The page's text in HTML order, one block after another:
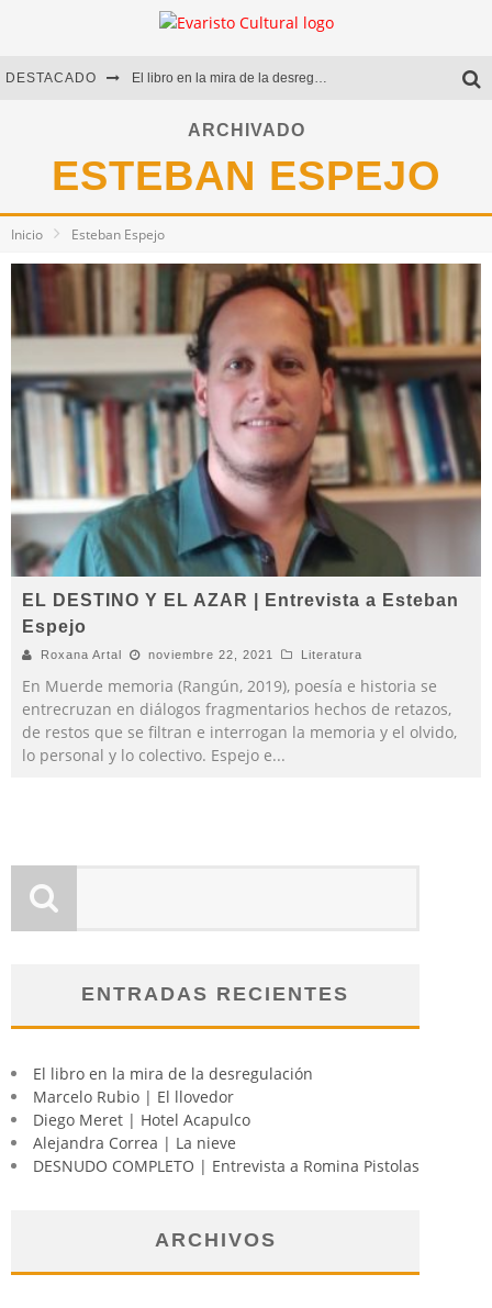
DESTACADO El libro en la mira de la desregulación
Marcelo Rubio | El llovedor
Diego Meret | Hotel Acapulco
Alejandra Correa | La nieve
ARCHIVADO
ESTEBAN ESPEJO
Inicio Esteban Espejo
EL DESTINO Y EL AZAR | Entrevista a Esteban
Espejo
Roxana Artal noviembre 22, 2021 Literatura
En Muerde memoria (Rangún, 2019), poesía e historia se
entrecruzan en diálogos fragmentarios hechos de retazos,
de restos que se filtran e interrogan la memoria y el olvido,
lo personal y lo colectivo. Espejo e...
ENTRADAS RECIENTES
El libro en la mira de la desregulación
Marcelo Rubio | El llovedor
Diego Meret | Hotel Acapulco
Alejandra Correa | La nieve
DESNUDO COMPLETO | Entrevista a Romina Pistolas
ARCHIVOS